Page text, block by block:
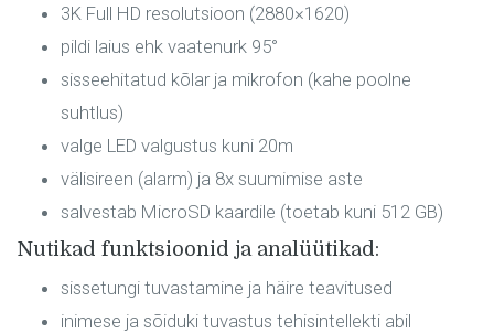
3K Full HD resolutsioon (2880×1620)
pildi laius ehk vaatenurk 95°
sisseehitatud kõlar ja mikrofon (kahe poolne
suhtlus)
valge LED valgustus kuni 20m
välisireen (alarm) ja 8x suumimise aste
salvestab MicroSD kaardile (toetab kuni 512 GB)
Nutikad funktsioonid ja analüütikad:
sissetungi tuvastamine ja häire teavitused
inimese ja sõiduki tuvastus tehisintellekti abil